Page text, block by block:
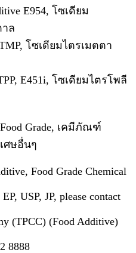
E954, โซเดียม
ล
โซเดียมไตรเมตตา
E451i, โซเดียมไตรโพลี
Food Grade, เคมีภัณฑ์
ศษอื่นๆ
Food Grade Chemical
USP, JP, please contact
(TPCC) (Food Additive)
8888